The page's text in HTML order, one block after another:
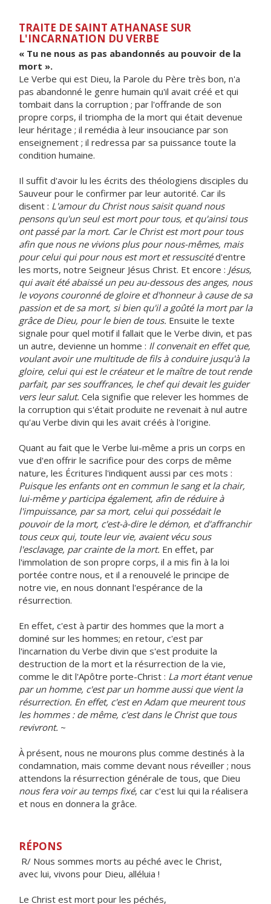
TRAITE DE SAINT ATHANASE SUR
L'INCARNATION DU VERBE
« Tu ne nous as pas abandonnés au pouvoir de la
mort ».
Le Verbe qui est Dieu, la Parole du Père très bon, n'a
pas abandonné le genre humain qu'il avait créé et qui
tombait dans la corruption ; par l'offrande de son
propre corps, il triompha de la mort qui était devenue
leur héritage ; il remédia à leur insouciance par son
enseignement ; il redressa par sa puissance toute la
condition humaine.
Il suffit d'avoir lu les écrits des théologiens disciples du
Sauveur pour le confirmer par leur autorité. Car ils
disent : L'amour du Christ nous saisit quand nous
pensons qu'un seul est mort pour tous, et qu'ainsi tous
ont passé par la mort. Car le Christ est mort pour tous
afin que nous ne vivions plus pour nous-mêmes, mais
pour celui qui pour nous est mort et ressuscitéd'entre
les morts, notre Seigneur Jésus Christ. Et encore : Jésus,
qui avait été abaissé un peu au-dessous des anges, nous
le voyons couronné de gloire et d'honneur à cause de sa
passion et de sa mort, si bien qu'il a goûté la mort par la
grâce de Dieu, pour le bien de tous. Ensuite le texte
signale pour quel motif il fallait que le Verbe divin, et pas
un autre, devienne un homme : Il convenait en effet que,
voulant avoir une multitude de fils à conduire jusqu'à la
gloire, celui qui est le créateur et le maître de tout rende
parfait, par ses souffrances, le chef qui devait les guider
vers leur salut. Cela signifie que relever les hommes de
la corruption qui s'était produite ne revenait à nul autre
qu'au Verbe divin qui les avait créés à l'origine.
Quant au fait que le Verbe lui-même a pris un corps en
vue d'en offrir le sacrifice pour des corps de même
nature, les Écritures l'indiquent aussi par ces mots :
Puisque les enfants ont en commun le sang et la chair,
lui-même y participa également, afin de réduire à
l'impuissance, par sa mort, celui qui possédait le
pouvoir de la mort, c'est-à-dire le démon, et d'affranchir
tous ceux qui, toute leur vie, avaient vécu sous
l'esclavage, par crainte de la mort. En effet, par
l'immolation de son propre corps, il a mis fin à la loi
portée contre nous, et il a renouvelé le principe de
notre vie, en nous donnant l'espérance de la
résurrection.
En effet, c'est à partir des hommes que la mort a
dominé sur les hommes; en retour, c'est par
l'incarnation du Verbe divin que s'est produite la
destruction de la mort et la résurrection de la vie,
comme le dit l'Apôtre porte-Christ : La mort étant venue
par un homme, c'est par un homme aussi que vient la
résurrection. En effet, c'est en Adam que meurent tous
les hommes : de même, c'est dans le Christ que tous
revivront. ~
À présent, nous ne mourons plus comme destinés à la
condamnation, mais comme devant nous réveiller ; nous
attendons la résurrection générale de tous, que Dieu
nous fera voir au temps fixé, car c'est lui qui la réalisera
et nous en donnera la grâce.
RÉPONS
R/ Nous sommes morts au péché avec le Christ,
avec lui, vivons pour Dieu, alléluia !
Le Christ est mort pour les péchés,